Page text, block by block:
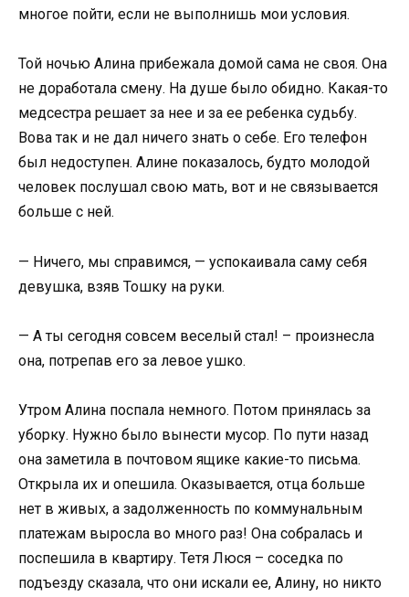
многое пойти, если не выполнишь мои условия.
Той ночью Алина прибежала домой сама не своя. Она
не доработала смену. На душе было обидно. Какая-то
медсестра решает за нее и за ее ребенка судьбу.
Вова так и не дал ничего знать о себе. Его телефон
был недоступен. Алине показалось, будто молодой
человек послушал свою мать, вот и не связывается
больше с ней.
— Ничего, мы справимся, — успокаивала саму себя
девушка, взяв Тошку на руки.
— А ты сегодня совсем веселый стал! – произнесла
она, потрепав его за левое ушко.
Утром Алина поспала немного. Потом принялась за
уборку. Нужно было вынести мусор. По пути назад
она заметила в почтовом ящике какие-то письма.
Открыла их и опешила. Оказывается, отца больше
нет в живых, а задолженность по коммунальным
платежам выросла во много раз! Она собралась и
поспешила в квартиру. Тетя Люся – соседка по
подъезду сказала, что они искали ее, Алину, но никто